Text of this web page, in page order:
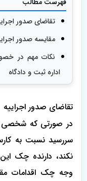
تقاضای صدور
مقایسه صدور
نکات مهم در
اداره ثبت و دادگاه
تقاضای صدور اجراییه
در صورتی که شخصی
سررسید نسبت به
نکند، دارنده چک
وجه چک اقدامات